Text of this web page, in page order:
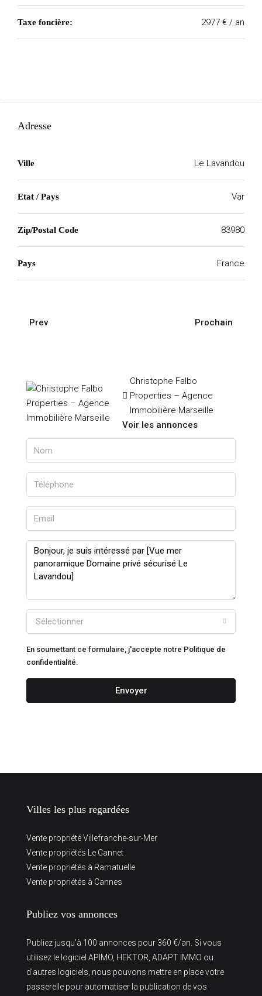
Taxe foncière: 2977 € / an
Adresse
Ville Le Lavandou
Etat / Pays Var
Zip/Postal Code 83980
Pays France
Prev Prochain
Christophe Falbo
Properties – Agence
Immobilière Marseille
Voir les annonces
Sélectionner
En soumettant ce formulaire, j'accepte notre Politique de
confidentialité.
Envoyer
Villes les plus regardées
Vente propriété Villefranche-sur-Mer
Vente propriétés Le Cannet
Vente propriétés à Ramatuelle
Vente propriétés à Cannes
Publiez vos annonces
Publiez jusqu’à 100 annonces pour 360 €/an. Si vous
utilisez le logiciel APIMO, HEKTOR, ADAPT IMMO ou
d’autres logiciels, nous pouvons mettre en place votre
passerelle pour automatiser la publication de vos